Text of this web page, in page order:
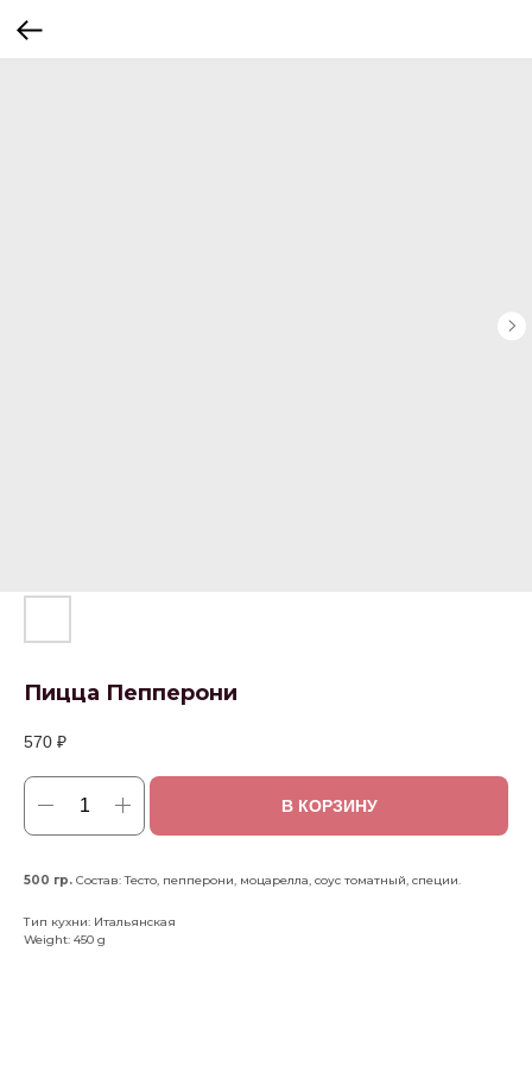
Пицца Пепперони
570 ₽
В КОРЗИНУ
500 гр. Состав: Тесто, пепперони, моцарелла, соус томатный, специи.
Тип кухни: Итальянская
Weight: 450 g